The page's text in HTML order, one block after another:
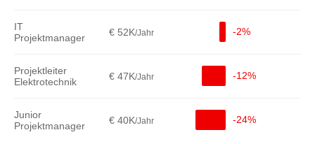
IT
Projektmanager
€ 52K/Jahr -2%
Projektleiter
Elektrotechnik
€ 47K/Jahr -12%
Junior
Projektmanager
€ 40K/Jahr -24%